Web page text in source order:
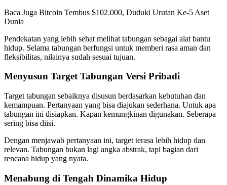
Baca Juga Bitcoin Tembus $102.000, Duduki Urutan Ke-5 Aset
Dunia
Pendekatan yang lebih sehat melihat tabungan sebagai alat bantu
hidup. Selama tabungan berfungsi untuk memberi rasa aman dan
fleksibilitas, nilainya sudah sesuai tujuan.
Menyusun Target Tabungan Versi Pribadi
Target tabungan sebaiknya disusun berdasarkan kebutuhan dan
kemampuan. Pertanyaan yang bisa diajukan sederhana. Untuk apa
tabungan ini disiapkan. Kapan kemungkinan digunakan. Seberapa
sering bisa diisi.
Dengan menjawab pertanyaan ini, target terasa lebih hidup dan
relevan. Tabungan bukan lagi angka abstrak, tapi bagian dari
rencana hidup yang nyata.
Menabung di Tengah Dinamika Hidup